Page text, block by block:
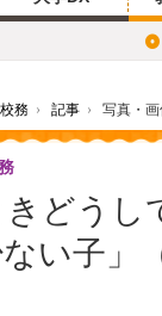
校務 › 記事 › 写真・
きどう
い子」